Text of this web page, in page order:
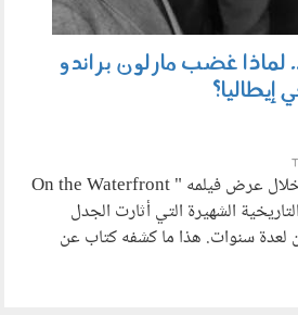
غضب مارلون براندو
لماذا غضب مارلون براندو خلال عرض فيلمه " On the Waterfront
الشهيرة التي أثارت الجدل
لعدة سنوات. هذا ما كشفه كتاب عن